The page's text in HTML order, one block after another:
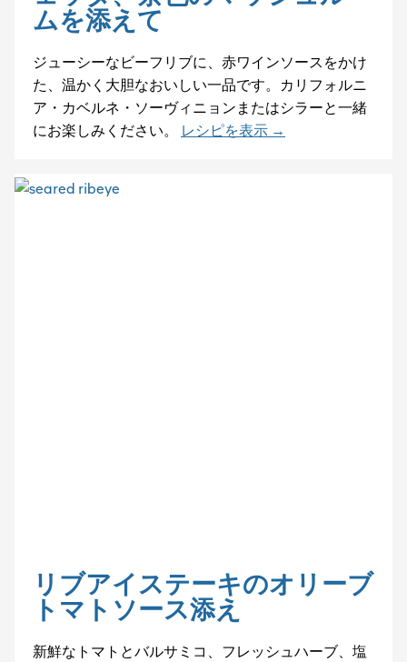
ムを添えて
ジューシーなビーフリブに、赤ワインソースをかけ
た、温かく大胆なおいしい一品です。カリフォルニ
ア・カベルネ・ソーヴィニョンまたはシラーと一緒
にお楽しみください。
レシピを表示 →
リブアイステーキのオリーブ
トマトソース添え
新鮮なトマトとバルサミコ、フレッシュハーブ、塩